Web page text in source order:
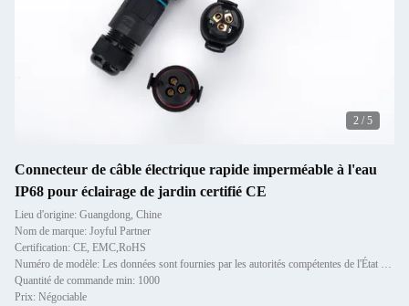
2 / 5
Connecteur de câble électrique rapide imperméable à l'eau
IP68 pour éclairage de jardin certifié CE
Lieu d'origine: Guangdong, Chine
Nom de marque: Joyful Partner
Certification: CE, EMC,RoHS
Numéro de modèle: Les données sont fournies par les autorités compétentes de l'État membre.
Quantité de commande min: 1000
Prix: Négociable